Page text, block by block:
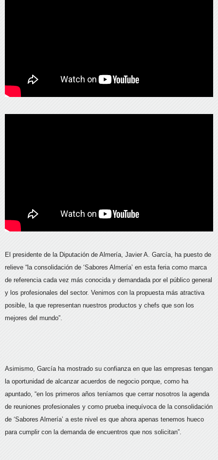
El presidente de la Diputación de Almería, Javier A. García, ha puesto de
relieve “la consolidación de ‘Sabores Almería’ en esta feria como marca
de referencia cada vez más conocida y demandada por el público general
y los profesionales del sector. Venimos con la propuesta más atractiva
posible, la que representan nuestros productos y chefs que son los
mejores del mundo”.
Asimismo, García ha mostrado su confianza en que las empresas tengan
la oportunidad de alcanzar acuerdos de negocio porque, como ha
apuntado, “en los primeros años teníamos que cerrar nosotros la agenda
de reuniones profesionales y como prueba inequívoca de la consolidación
de ‘Sabores Almería’ a este nivel es que ahora apenas tenemos hueco
para cumplir con la demanda de encuentros que nos solicitan”.